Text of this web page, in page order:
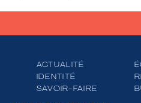
ACTUALITÉ
IDENTITÉ
SAVOIR-FAIRE